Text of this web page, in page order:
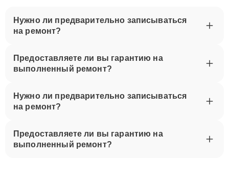
Нужно ли предварительно записываться
на ремонт?
Предоставляете ли вы гарантию на
выполненный ремонт?
Нужно ли предварительно записываться
на ремонт?
Предоставляете ли вы гарантию на
выполненный ремонт?